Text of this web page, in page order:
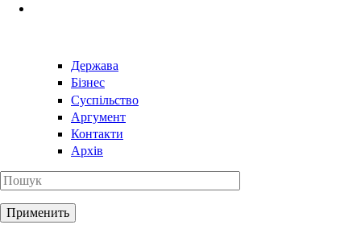
Держава
Бізнес
Суспільство
Аргумент
Контакти
Архів